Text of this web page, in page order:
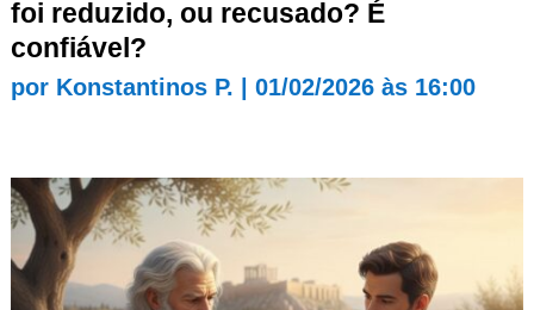
foi reduzido, ou recusado? É
confiável?
por Konstantinos P. 01/02/2026 às 16:00